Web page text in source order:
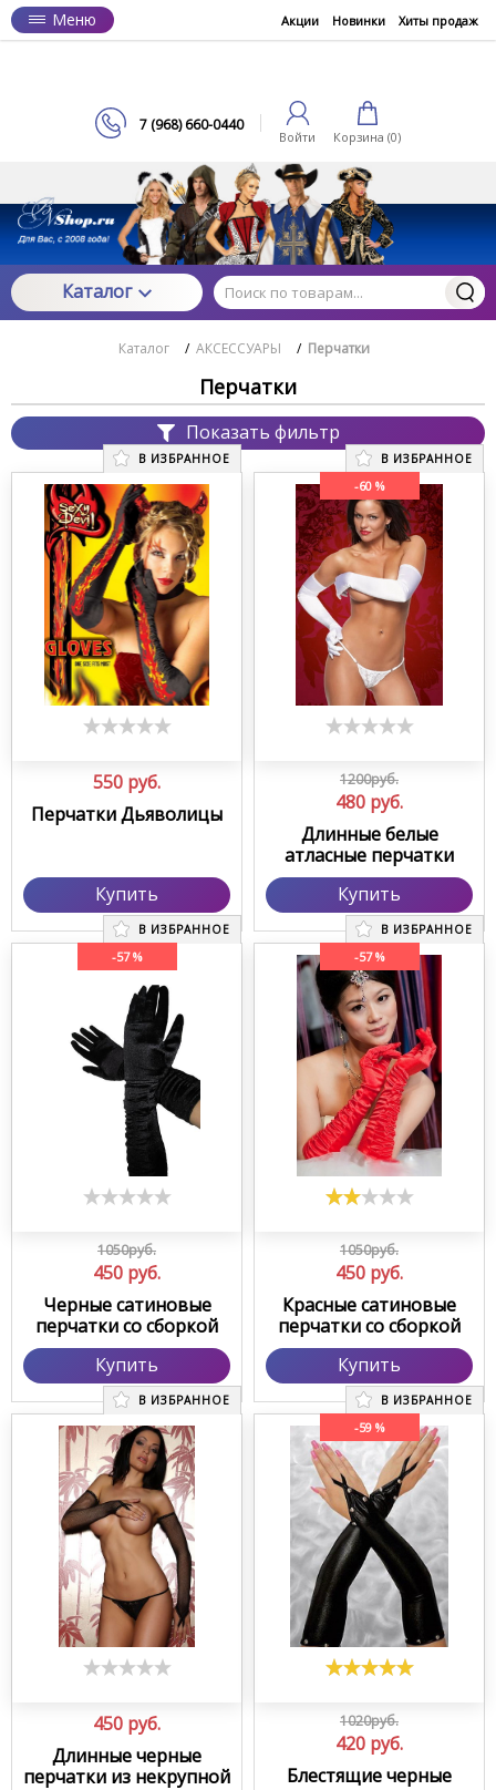
Меню Акции Новинки Хиты продаж
7 (968) 660-0440
Войти Корзина (0)
Каталог
Каталог / АКСЕССУАРЫ / Перчатки
Перчатки
Показать фильтр
В ИЗБРАННОЕ
550 руб.
Перчатки Дьяволицы
Купить
В ИЗБРАННОЕ
-60 %
1200руб.
480 руб.
Длинные белые
атласные перчатки
Купить
В ИЗБРАННОЕ
-57 %
1050руб.
450 руб.
Черные сатиновые
перчатки со сборкой
Купить
В ИЗБРАННОЕ
-57 %
1050руб.
450 руб.
Красные сатиновые
перчатки со сборкой
Купить
В ИЗБРАННОЕ
450 руб.
Длинные черные
перчатки из некрупной
В ИЗБРАННОЕ
-59 %
1020руб.
420 руб.
Блестящие черные